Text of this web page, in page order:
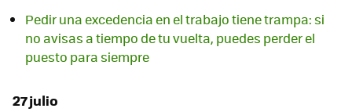
Pedir una excedencia en el trabajo tiene trampa: si
no avisas a tiempo de tu vuelta, puedes perder el
puesto para siempre
27 julio